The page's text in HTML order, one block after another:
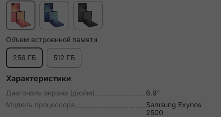
Объем встроенной памяти
256 ГБ 512 ГБ
Характеристики
Диагональ экрана (дюйм)
6.9"
Модель процессора
Samsung Exynos
2500